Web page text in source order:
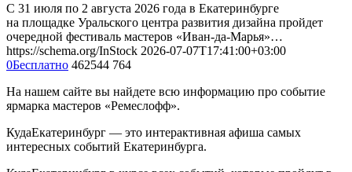
С 31 июля по 2 августа 2026 года в Екатеринбурге
на площадке Уральского центра развития дизайна пройдет
очередной фестиваль мастеров «Иван-да-Марья»…
https://schema.org/InStock 2026-07-07T17:41:00+03:00
0Бесплатно 462544 764
На нашем сайте вы найдете всю информацию про событие
ярмарка мастеров «Ремеслофф».
КудаЕкатеринбург — это интерактивная афиша самых
интересных событий Екатеринбурга.